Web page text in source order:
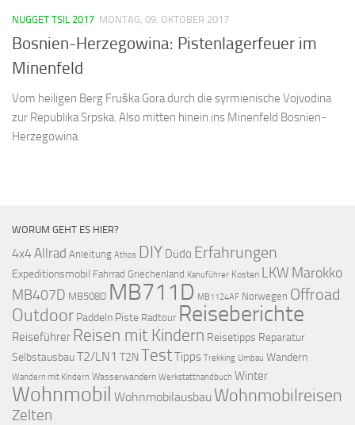
NUGGET TSIL 2017 MONTAG, 09. OKTOBER 2017
Bosnien-Herzegowina: Pistenlagerfeuer im
Minenfeld
Vom heiligen Berg Fruška Gora durch die syrmienische Vojvodina
zur Republika Srpska. Also mitten hinein ins Minenfeld Bosnien-
Herzegowina.
WORUM GEHT ES HIER?
4x4 Allrad Anleitung Athos DIY Düdo Erfahrungen
Expeditionsmobil Fahrrad Griechenland Kanuführer Kosten LKW Marokko
MB407D MB508D MB711D MB1124AF Norwegen Offroad
Outdoor Paddeln Piste Radtour Reiseberichte
Reiseführer Reisen mit Kindern Reisetipps Reparatur
SelbstausbauT2/LN1 T2N TestTipps Trekking Umbau Wandern
Wandern mit Kindern Wasserwandern Werkstatthandbuch Winter
Wohnmobil Wohnmobilausbau Wohnmobilreisen
Zelten